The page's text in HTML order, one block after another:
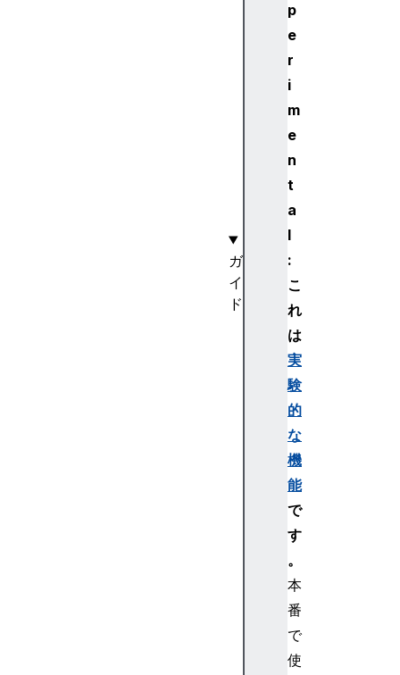
p
e
r
i
m
e
n
t
a
l
:
こ
れ
は
実
験
的
な
機
能
で
す
。
本
番
で
使
ガ
イ
ド